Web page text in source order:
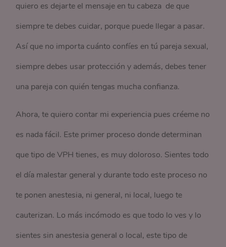
quiero es dejarte el mensaje en tu cabeza de que
siempre te debes cuidar, porque puede llegar a pasar.
Así que no importa cuánto confíes en tú pareja sexual,
siempre debes usar protección y además, debes tener
una pareja con quién tengas mucha confianza.
Ahora, te quiero contar mi experiencia pues créeme no
es nada fácil. Este primer proceso donde determinan
que tipo de VPH tienes, es muy doloroso. Sientes todo
el día malestar general y durante todo este proceso no
te ponen anestesia, ni general, ni local, luego te
cauterizan. Lo más incómodo es que todo lo ves y lo
sientes sin anestesia general o local, este tipo de